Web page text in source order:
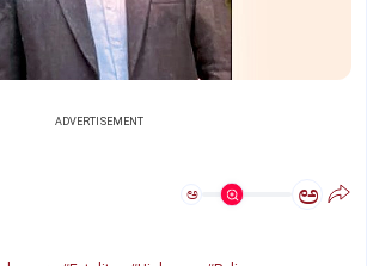
ADVERTISEMENT
ಅ ಅ